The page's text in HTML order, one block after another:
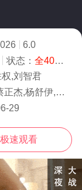
6.0
状态： 全40集
,刘智君
然,董洁,宣言,张月,刘擎,邱心志
29
极速观看